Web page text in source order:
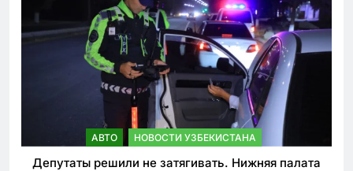
АВТО НОВОСТИ УЗБЕКИСТАНА
Депутаты решили не затягивать. Нижняя палата